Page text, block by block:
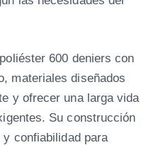
600 deniers con
materiales diseñados
y ofrecer una larga vida
Su construcción
confiabilidad para